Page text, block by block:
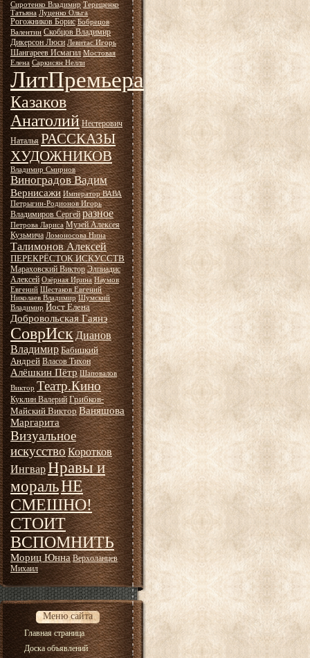
Сиротенко Владимир Терещенко
Татьяна Луценко Ольга
Рогожников Борис Бобрецов
Валентин Скобцов Владимир
Дикерсон Люси Левитас Игорь
Шангареев Исмагил Мостовая
Елена Саркисян Нелли
ЛитПремьера
Казаков
Анатолий Нестерович
Наталья РАССКАЗЫ
ХУДОЖНИКОВ
Владимир Смирнов
Виноградов Вадим
Вернисажи Император ВАВА
Петрыгин-Родионов Игорь
Владимиров Сергей разное
Петрова Лариса Музей Алексея
Кузьмича Ломоносова Нина
Талимонов Алексей
ПЕРЕКРЁСТОК ИСКУССТВ
Мараховский Виктор Элпиадис
Алексей Озёрная Ирина Наумов
Евгений Шестаков Евгений
Николаев Владимир Шумский
Владимир Йост Елена
Добровольская Гаянэ
СоврИскДианов
Владимир Бабицкий
Андрей Власов Тихон
Алёшкин Пётр Шаповалов
Виктор Театр.Кино
Куклин Валерий Грибков-
Майский Виктор Ваняшова
Маргарита
Визуальное
искусствоКоротков
ИнгварНравы и
моральНЕ
СМЕШНО!
СТОИТ
ВСПОМНИТЬ
Мориц Юнна Верхоланцев
Михаил
Меню сайта
Главная страница
Доска объявлений